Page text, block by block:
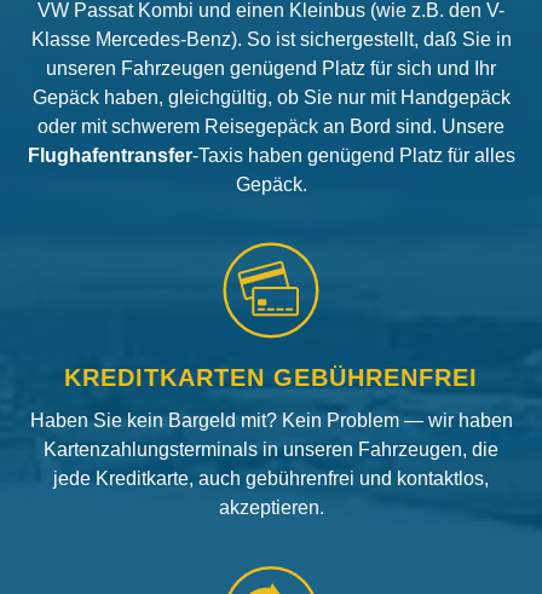
VW Passat Kombi und einen Kleinbus (wie z.B. den V-
Klasse Mercedes-Benz). So ist sichergestellt, daß Sie in
unseren Fahrzeugen genügend Platz für sich und Ihr
Gepäck haben, gleichgültig, ob Sie nur mit Handgepäck
oder mit schwerem Reisegepäck an Bord sind. Unsere
Flughafentransfer-Taxis haben genügend Platz für alles
Gepäck.
KREDITKARTEN GEBÜHRENFREI
Haben Sie kein Bargeld mit? Kein Problem — wir haben
Kartenzahlungsterminals in unseren Fahrzeugen, die
jede Kreditkarte, auch gebührenfrei und kontaktlos,
akzeptieren.